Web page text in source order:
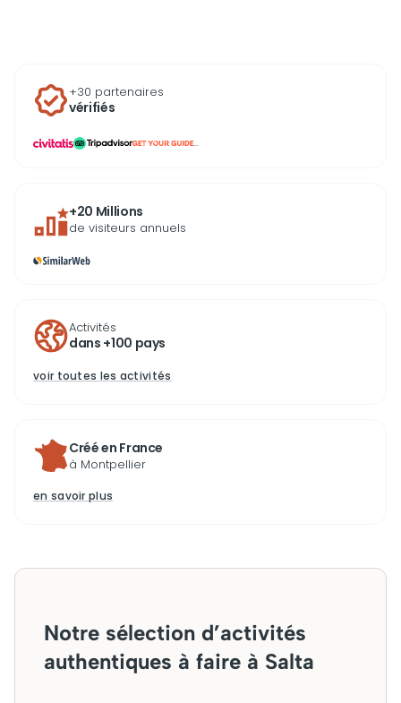
+30 partenaires
vérifiés
...
+20 Millions
de visiteurs annuels
Activités
dans +100 pays
voir toutes les activités
Créé en France
à Montpellier
en savoir plus
Notre sélection d’activités
authentiques à faire à Salta